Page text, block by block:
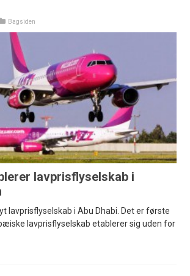
Bagsiden
lavprisflyselskab i
lavprisflyselskab i Abu Dhabi. Det er første
lavprisflyselskab etablerer sig uden for